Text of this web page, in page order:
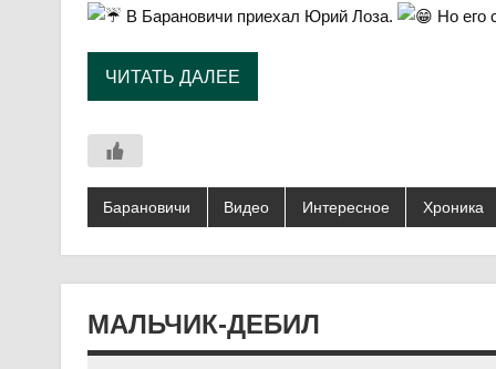
В Барановичи приехал Юрий Лоза.
Но
ЧИТАТЬ ДАЛЕЕ
Барановичи Видео Интересное Хроника
МАЛЬЧИК-ДЕБИЛ